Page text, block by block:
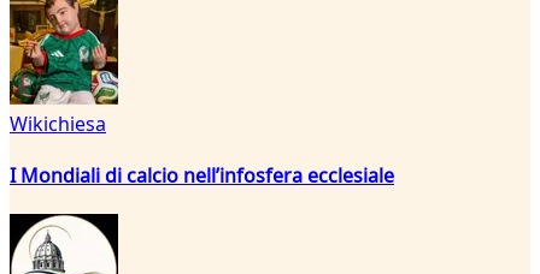
Wikichiesa
I Mondiali di calcio nell’infosfera ecclesiale